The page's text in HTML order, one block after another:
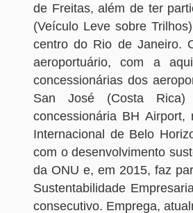
de Freitas, além de ter
(Veículo Leve sobre
centro do Rio de Janeiro.
aeroportuário, com a
concessionárias dos
San José (Costa
concessionária BH
Internacional de Belo
com o desenvolvimento
da ONU e, em 2015, faz
Sustentabilidade
consecutivo. Emprega,